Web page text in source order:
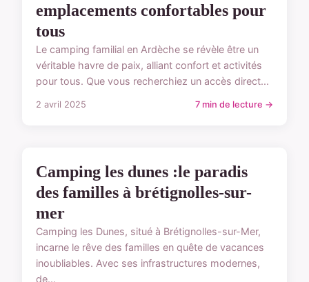
emplacements confortables pour
tous
Le camping familial en Ardèche se révèle être un
véritable havre de paix, alliant confort et activités
pour tous. Que vous recherchiez un accès direct...
2 avril 2025 7 min de lecture →
TYPES D'EMPLACEMENTS
Camping les dunes :le paradis
des familles à brétignolles-sur-
mer
Camping les Dunes, situé à Brétignolles-sur-Mer,
incarne le rêve des familles en quête de vacances
inoubliables. Avec ses infrastructures modernes,
de...